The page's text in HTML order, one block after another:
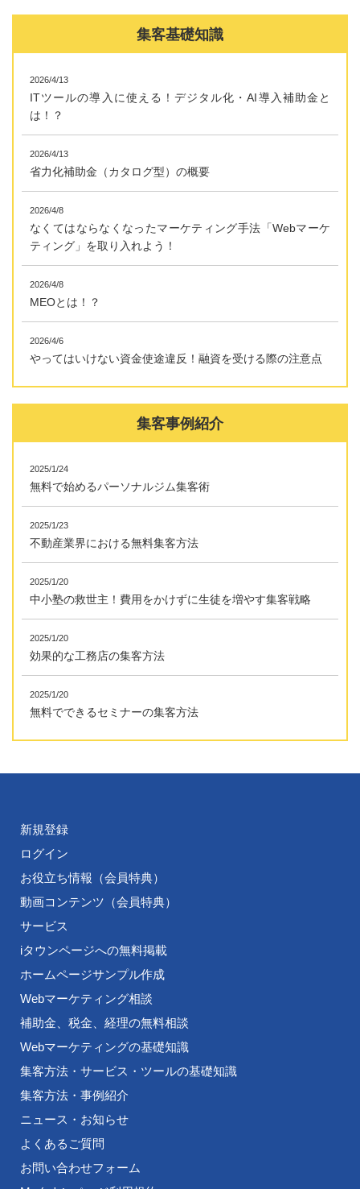
集客基礎知識
2026/4/13
ITツールの導入に使える！デジタル化・AI導入補助金と
は！？
2026/4/13
省力化補助金（カタログ型）の概要
2026/4/8
なくてはならなくなったマーケティング手法「Webマーケ
ティング」を取り入れよう！
2026/4/8
MEOとは！？
2026/4/6
やってはいけない資金使途違反！融資を受ける際の注意点
集客事例紹介
2025/1/24
無料で始めるパーソナルジム集客術
2025/1/23
不動産業界における無料集客方法
2025/1/20
中小塾の救世主！費用をかけずに生徒を増やす集客戦略
2025/1/20
効果的な工務店の集客方法
2025/1/20
無料でできるセミナーの集客方法
新規登録
ログイン
お役立ち情報（会員特典）
動画コンテンツ（会員特典）
サービス
iタウンページへの無料掲載
ホームページサンプル作成
Webマーケティング相談
補助金、税金、経理の無料相談
Webマーケティングの基礎知識
集客方法・サービス・ツールの基礎知識
集客方法・事例紹介
ニュース・お知らせ
よくあるご質問
お問い合わせフォーム